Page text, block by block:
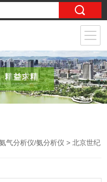
气分析仪/氨分析仪 > 北京世纪朝阳氨气浓度分析仪